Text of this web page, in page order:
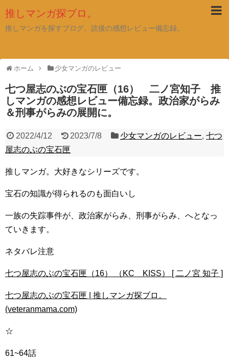
推しマンガ探ブロ。
推しマンガを探すブログ。読後の感想レビュー備忘録。
ホーム 少女マンガのレビュー
七つ屋志のぶの宝石匣（16） 二ノ宮知子 推
しマンガの感想レビュー備忘録。政治家がらみ
＆刑事がらみの展開に。
2022/4/12 2023/7/8 少女マンガのレビュー,七つ
屋志のぶの宝石匣
推しマンガ。大好きなシリーズです。
宝石の知識が得られるのも面白いし
一族の失踪事件が、政治家がらみ、刑事がらみ、へとなっ
ていきます。
ネタバレ注意
七つ屋志のぶの宝石匣（16） （KC KISS） [ 二ノ宮 知子 ]
七つ屋志のぶの宝石匣 | 推しマンガ探ブロ。
(veteranmama.com)
☆
61~64話